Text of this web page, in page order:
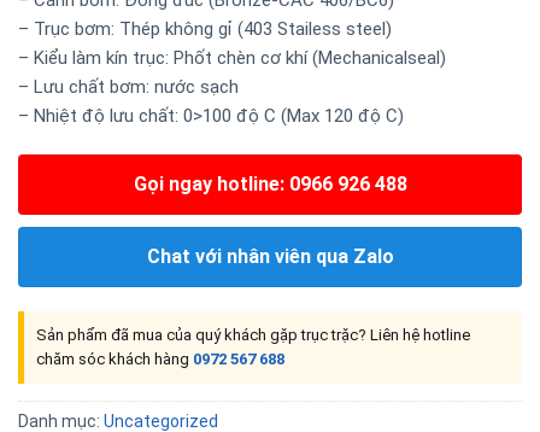
– Trục bơm: Thép không gỉ (403 Stailess steel)
– Kiểu làm kín trục: Phốt chèn cơ khí (Mechanicalseal)
– Lưu chất bơm: nước sạch
– Nhiệt độ lưu chất: 0>100 độ C (Max 120 độ C)
Gọi ngay hotline: 0966 926 488
Chat với nhân viên qua Zalo
Sản phẩm đã mua của quý khách gặp trục trặc? Liên hệ hotline
chăm sóc khách hàng 0972 567 688
Danh mục: Uncategorized